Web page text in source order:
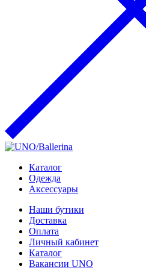
Каталог
Одежда
Аксессуары
Наши бутики
Доставка
Оплата
Личный кабинет
Каталог
Вакансии UNO